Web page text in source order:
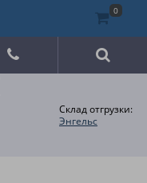
Склад отгрузки:
Энгельс
0